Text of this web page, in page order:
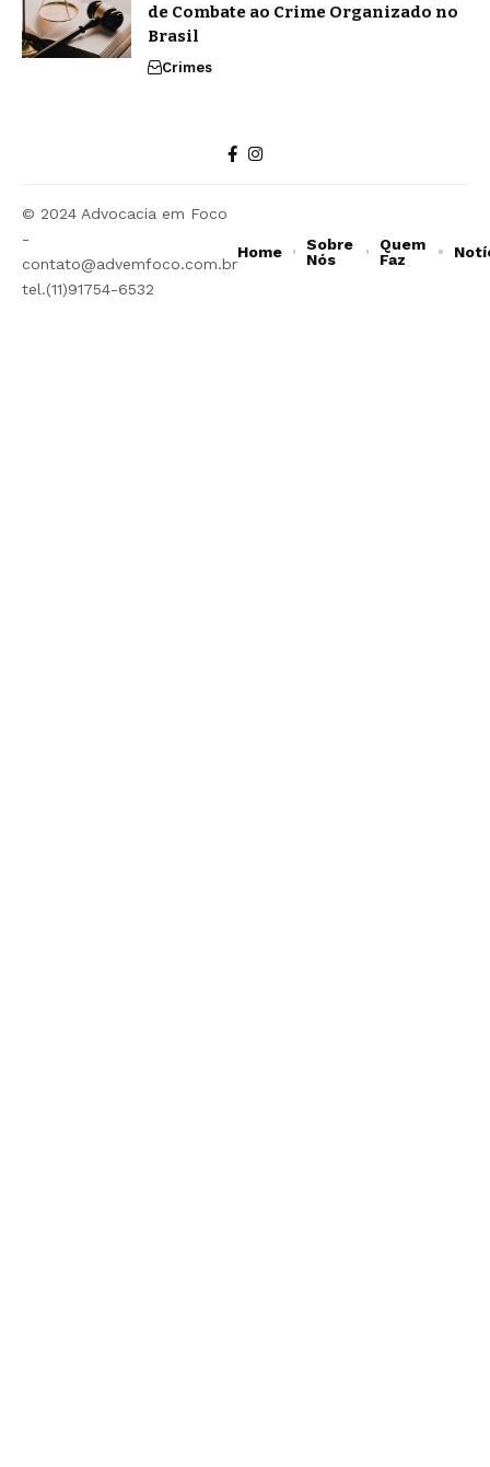
de Combate ao Crime Organizado no
Brasil
Crimes
© 2024 Advocacia em Foco
-
contato@advemfoco.com.br
tel.(11)91754-6532
Home
Sobre
Nós
Quem
Faz